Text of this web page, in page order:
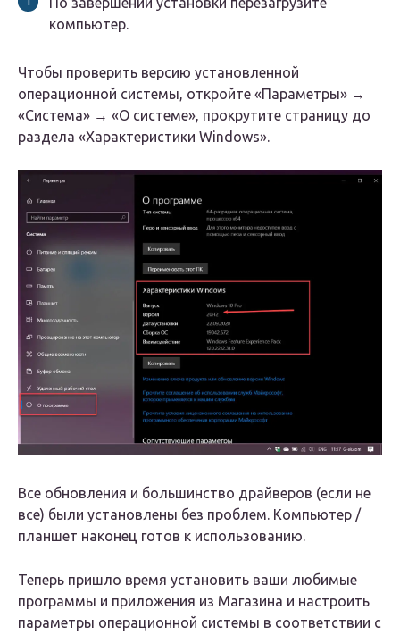
компьютер.
Чтобы проверить версию установленной
операционной системы, откройте «Параметры» →
«Система» → «О системе», прокрутите страницу до
раздела «Характеристики Windows».
Все обновления и большинство драйверов (если не
все) были установлены без проблем. Компьютер /
планшет наконец готов к использованию.
Теперь пришло время установить ваши любимые
программы и приложения из Магазина и настроить
параметры операционной системы в соответствии с